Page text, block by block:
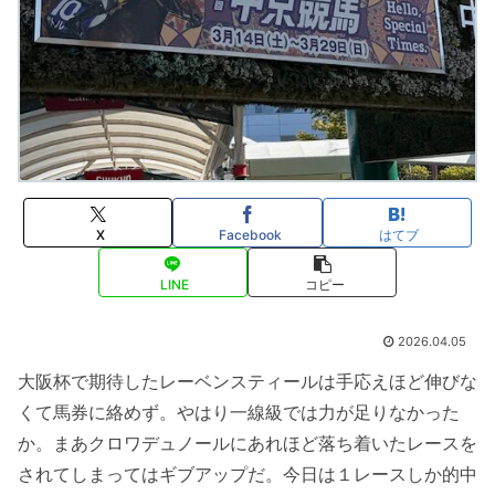
X Facebook はてブ
LINE コピー
2026.04.05
大阪杯で期待したレーベンスティールは手応えほど伸びな
くて馬券に絡めず。やはり一線級では力が足りなかった
か。まあクロワデュノールにあれほど落ち着いたレースを
されてしまってはギブアップだ。今日は１レースしか的中